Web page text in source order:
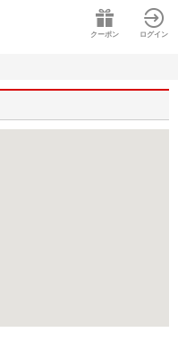
クーポン ログイン